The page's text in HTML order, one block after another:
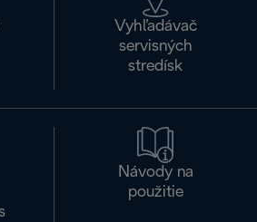
Vyhľadávač
servisných
stredísk
Návody na
použitie